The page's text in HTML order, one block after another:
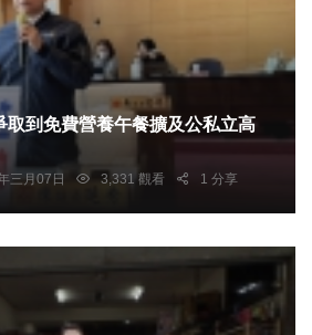
取到免費營養午餐擴及公私立高
三月07日 3,331 觀看 1 分享